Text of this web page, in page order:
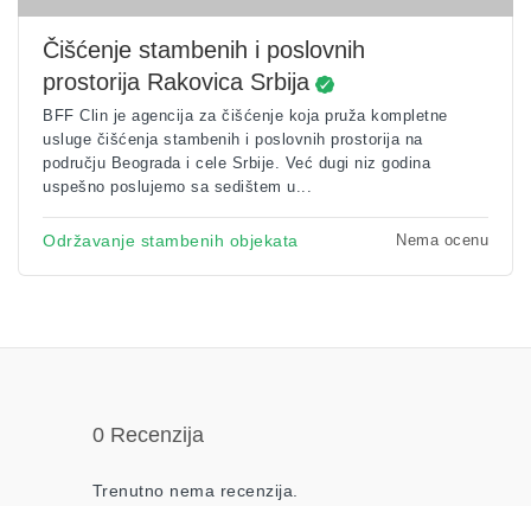
Čišćenje stambenih i poslovnih
prostorija Rakovica Srbija
BFF Clin je agencija za čišćenje koja pruža kompletne
usluge čišćenja stambenih i poslovnih prostorija na
području Beograda i cele Srbije. Već dugi niz godina
uspešno poslujemo sa sedištem u...
Održavanje stambenih objekata Nema ocenu
0 Recenzija
Trenutno nema recenzija.